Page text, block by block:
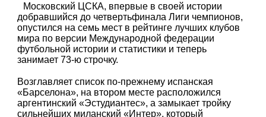
Московский ЦСКА, впервые в своей истории
добравшийся до четвертьфинала Лиги чемпионов,
опустился на семь мест в рейтинге лучших клубов
мира по версии Международной федерации
футбольной истории и статистики и теперь
занимает 73-ю строчку.
Возглавляет список по-прежнему испанская
«Барселона», на втором месте расположился
аргентинский «Эстудиантес», а замыкает тройку
сильнейших миланский «Интер», который